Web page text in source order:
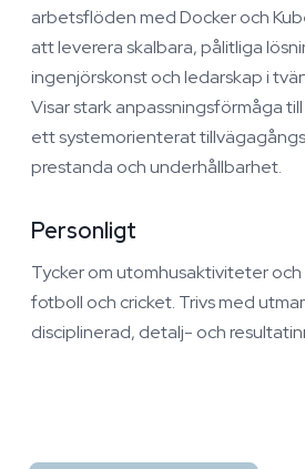
arbetsflöden med Docker och
att leverera skalbara, pålitliga
ingenjörskonst och ledarskap i
Visar stark anpassningsförmåga
ett systemorienterat
prestanda och underhållbarhet.
Personligt
Tycker om utomhusaktiviteter
fotboll och cricket. Trivs med
disciplinerad, detalj- och